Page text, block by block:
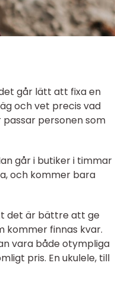
går lätt att fixa en
och vet precis vad
personen som
går i butiker i timmar
och kommer bara
det är bättre att ge
kommer finnas kvar.
vara både otympliga
pris. En ukulele, till